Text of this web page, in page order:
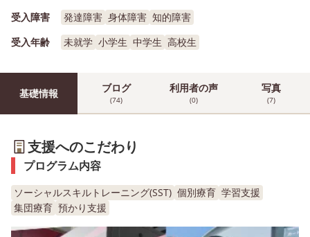
受入障害
発達障害 身体障害 知的障害
受入年齢
未就学 小学生 中学生 高校生
基礎情報 ブログ
(74)
利用者の声
(0)
写真
(7)
支援へのこだわり
プログラム内容
ソーシャルスキルトレーニング(SST) 個別療育 学習支援
集団療育 預かり支援